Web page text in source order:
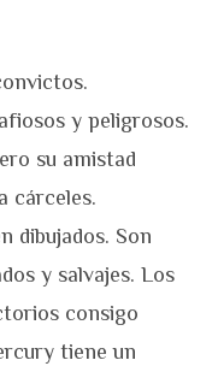
y peligrosos.
su amistad
cárceles.
dibujados. Son
y salvajes. Los
consigo
tiene un